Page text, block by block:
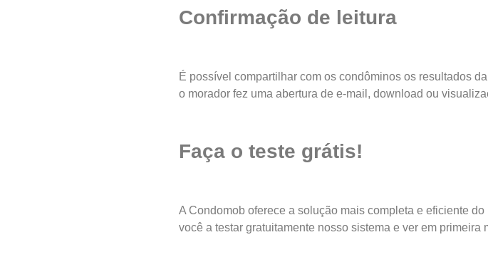
Confirmação de leitura
É possível compartilhar com os condôminos os resultados da
o morador fez uma abertura de e-mail, download ou
Faça o teste grátis!
A Condomob oferece a solução mais completa e eficiente
você a testar gratuitamente nosso sistema e ver em primeira